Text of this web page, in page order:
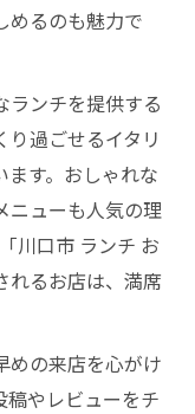
めるのも魅力で
ランチを提供する
過ごせるイタリ
す。おしゃれな
ニューも人気の理
川口市 ランチ お
れるお店は、満席
めの来店を心がけ
稿やレビューをチ